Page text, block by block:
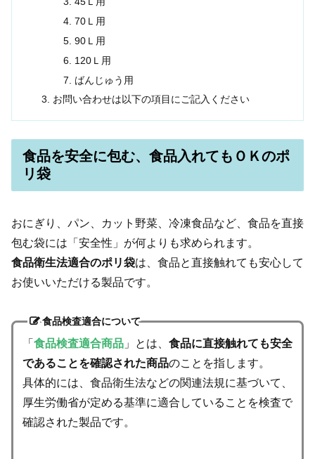
70Ｌ用
90Ｌ用
120Ｌ用
ばんじゅう用
お問い合わせは以下の項目にご記入ください
食品を安全に包む、食品入れてもＯＫのポ
リ袋
おにぎり、パン、カット野菜、冷凍食品など、食品を直接
包む袋には「安全性」が何よりも求められます。
食品衛生法適合のポリ袋は、食品と直接触れても安心して
お使いいただける製品です。
食品検査適合について
「 食品検査適合商品」とは、 食品に直接触れても安全
であることを確認された商品のことを指します。
具体的には、食品衛生法などの関連法規に基づいて、
厚生労働省が定める基準に適合していることを検査で
確認された製品です。